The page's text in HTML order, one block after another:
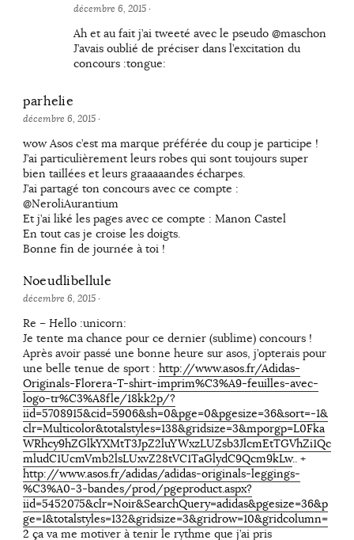
décembre 6, 2015·
Ah et au fait j’ai tweeté avec le pseudo @maschon
J’avais oublié de préciser dans l’excitation du
concours :tongue:
parhelie
décembre 6, 2015·
wow Asos c’est ma marque préférée du coup je participe !
J’ai particulièrement leurs robes qui sont toujours super
bien taillées et leurs graaaaandes écharpes.
J’ai partagé ton concours avec ce compte :
@NeroliAurantium
Et j’ai liké les pages avec ce compte : Manon Castel
En tout cas je croise les doigts.
Bonne fin de journée à toi !
Noeudlibellule
décembre 6, 2015·
Re – Hello :unicorn:
Je tente ma chance pour ce dernier (sublime) concours !
Après avoir passé une bonne heure sur asos, j’opterais pour
une belle tenue de sport : http://www.asos.fr/Adidas-
Originals-Florera-T-shirt-imprim%C3%A9-feuilles-avec-
logo-tr%C3%A8fle/18kk2p/?
iid=5708915&cid=5906&sh=0&pge=0&pgesize=36&sort=-1&
clr=Multicolor&totalstyles=138&gridsize=3&mporgp=L0Fka
WRhcy9hZGlkYXMtT3JpZ2luYWxzLUZsb3JlcmEtTGVhZi1Qc
mludC1UcmVmb2lsLUxvZ28tVC1TaGlydC9Qcm9kLw.. +
http://www.asos.fr/adidas/adidas-originals-leggings-
%C3%A0-3-bandes/prod/pgeproduct.aspx?
iid=5452075&clr=Noir&SearchQuery=adidas&pgesize=36&p
ge=1&totalstyles=132&gridsize=3&gridrow=10&gridcolumn=
2 ça va me motiver à tenir le rythme que j’ai pris